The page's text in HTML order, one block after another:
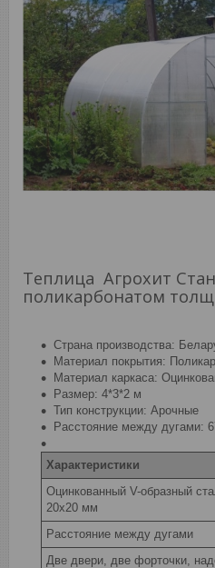
Теплица Агрохит
поликарбонатом
Страна производства:
Материал покрытия:
Материал каркаса:
Размер: 4*3*2 м
Тип конструкции: Арочные
Расстояние между дугами:
Характеристики
Оцинкованный V-образный
20x20 мм
Расстояние между дугами
Две двери, две форточки,